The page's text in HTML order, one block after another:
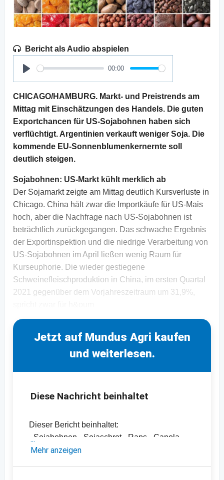
Bericht als Audio abspielen
Play
00:00
CHICAGO/HAMBURG. Markt- und Preistrends am
Mittag mit Einschätzungen des Handels. Die guten
Exportchancen für US-Sojabohnen haben sich
verflüchtigt. Argentinien verkauft weniger Soja. Die
kommende EU-Sonnenblumenkernernte soll
deutlich steigen.
Sojabohnen: US-Markt kühlt merklich ab
Der Sojamarkt zeigte am Mittag deutlich Kursverluste in
Chicago. China hält zwar die Importkäufe für US-Mais
hoch, aber die Nachfrage nach US-Sojabohnen ist
beträchtlich zurückgegangen. Das schwache Ergebnis
der Exportinspektion und die niedrige Verarbeitung von
US-Sojabohnen im April ließen wenig Raum für
Kurseuphorie. Die wieder gestiegene
Schweinefleischproduktion in China, im ersten Quartal
2021 gegenüber dem Vorjahreszeitraum um 31,9%,
Jetzt auf Mundus Agri kaufen
und weiterlesen.
Diese Nachricht beinhaltet
Dieser Bericht beinhaltet:
- Sojabohnen-, Sojaschrot-, Raps-, Canola-
und Rapsschrotpreise sowie diverse
Mehr anzeigen